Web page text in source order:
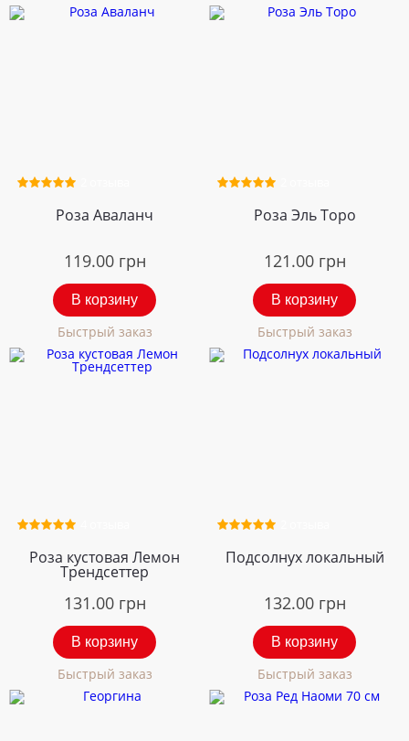
Роза Аваланч
119.00 грн
В корзину
Быстрый заказ
Роза Эль Торо
121.00 грн
В корзину
Быстрый заказ
Роза кустовая Лемон
Трендсеттер
131.00 грн
В корзину
Быстрый заказ
Подсолнух локальный
132.00 грн
В корзину
Быстрый заказ